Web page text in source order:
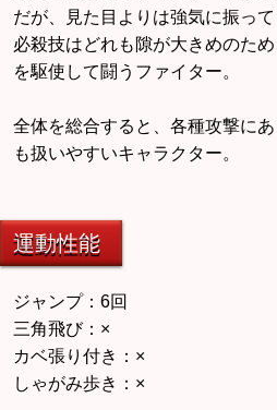
だが、見た目よりは強気に振って
必殺技はどれも隙が大きめのた
を駆使して闘うファイター。
全体を総合すると、各種攻撃に
も扱いやすいキャラクター。
運動性能
ジャンプ：6回
三角飛び：×
カベ張り付き：×
しゃがみ歩き：×